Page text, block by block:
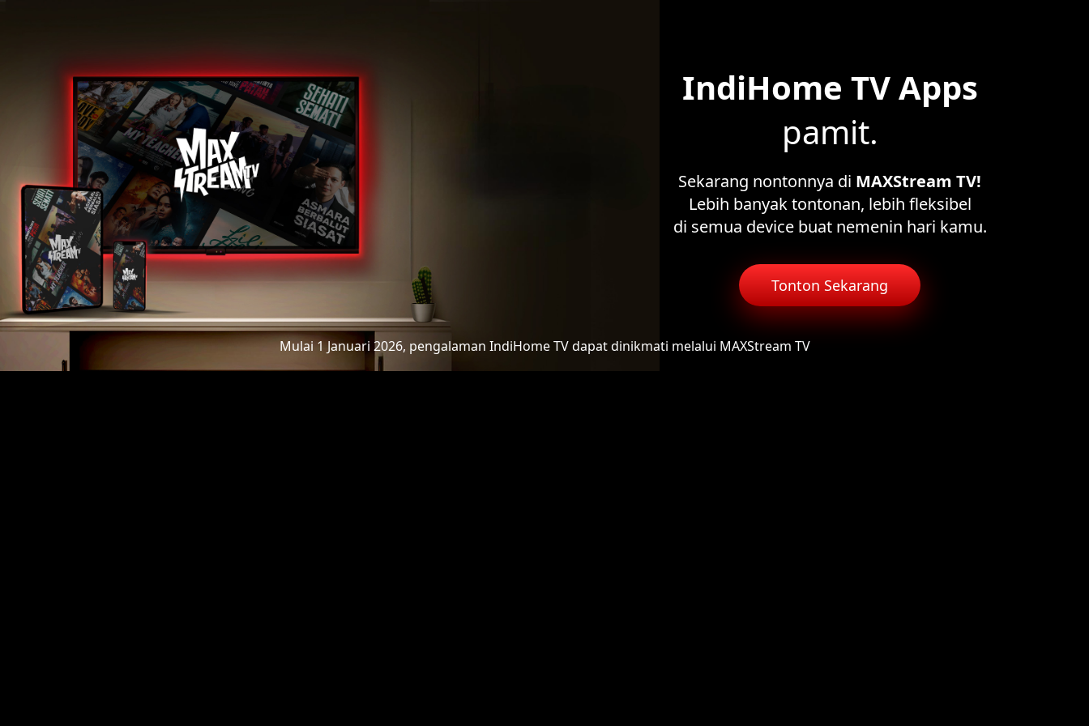
IndiHome TV Apps
pamit.
Sekarang nontonnya di MAXStream TV!
Lebih banyak tontonan, lebih fleksibel
di semua device buat nemenin hari kamu.
Tonton Sekarang
Mulai 1 Januari 2026, pengalaman IndiHome TVdapat dinikmati melalui MAXStream TV